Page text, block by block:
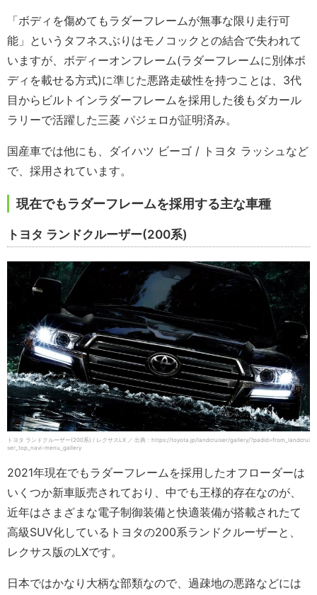
「ボディを傷めてもラダーフレームが無事な限り走行可
能」というタフネスぶりはモノコックとの結合で失われて
いますが、ボディーオンフレーム(ラダーフレームに別体ボ
ディを載せる方式)に準じた悪路走破性を持つことは、3代
目からビルトインラダーフレームを採用した後もダカール
ラリーで活躍した三菱 パジェロが証明済み。
国産車では他にも、ダイハツ ビーゴ / トヨタ ラッシュなど
で、採用されています。
現在でもラダーフレームを採用する主な車種
トヨタ ランドクルーザー(200系)
トヨタ ランドクルーザー(200系) / レクサスLX ／ 出典：https://toyota.jp/landcruiser/gallery/?padid=from_landcrui
ser_top_navi-menu_gallery
2021年現在でもラダーフレームを採用したオフローダーは
いくつか新車販売されており、中でも王様的存在なのが、
近年はさまざまな電子制御装備と快適装備が搭載されたて
高級SUV化しているトヨタの200系ランドクルーザーと、
レクサス版のLXです。
日本ではかなり大柄な部類なので、過疎地の悪路などには